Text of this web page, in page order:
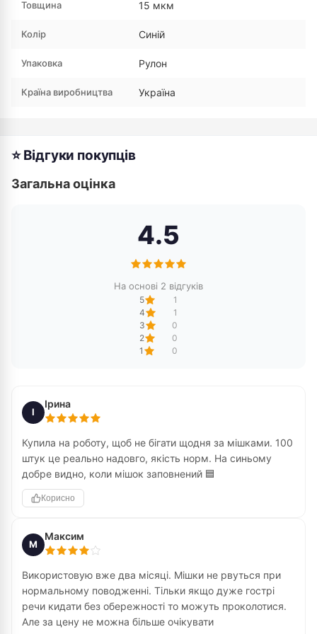
Товщина 15 мкм
Колір Синій
Упаковка Рулон
Країна виробництва Україна
⭐ Відгуки покупців
Загальна оцінка
4.5
На основі 2 відгуків
5
1
4
1
3
0
2
0
1
0
І
Ірина
Купила на роботу, щоб не бігати щодня за мішками. 100
штук це реально надовго, якість норм. На синьому
добре видно, коли мішок заповнений 🟦
Корисно
М
Максим
Використовую вже два місяці. Мішки не рвуться при
нормальному поводженні. Тільки якщо дуже гострі
речи кидати без обережності то можуть проколотися.
Але за цену не можна більше очікувати